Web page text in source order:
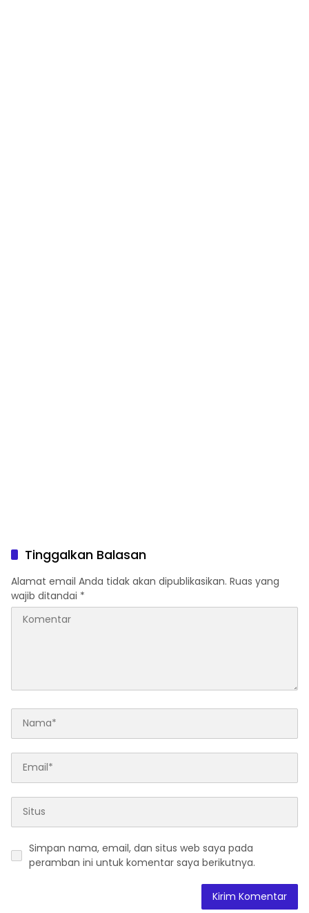
Tinggalkan Balasan
Alamat email Anda tidak akan dipublikasikan. Ruas yang
wajib ditandai *
Simpan nama, email, dan situs web saya pada
peramban ini untuk komentar saya berikutnya.